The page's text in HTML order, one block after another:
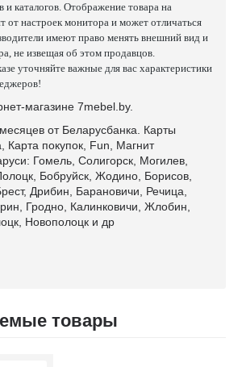
и каталогов. Отображение товара на
от настроек монитора и может отличаться
имеют право менять внешний вид и
не извещая об этом продавцов.
уточняйте важные для вас характеристики
магазине 7mebel.by.
от Беларусбанка. Карты
Карта покупок, Fun, Магнит
Гомель, Солигорск, Могилев,
Бобруйск, Жодино, Борисов,
Дрибин, Барановичи, Речица,
Гродно, Калинковичи, Жлобин,
Новополоцк и др
товары